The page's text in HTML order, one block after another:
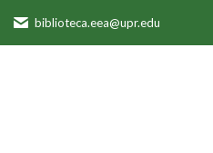
biblioteca.eea@upr.edu